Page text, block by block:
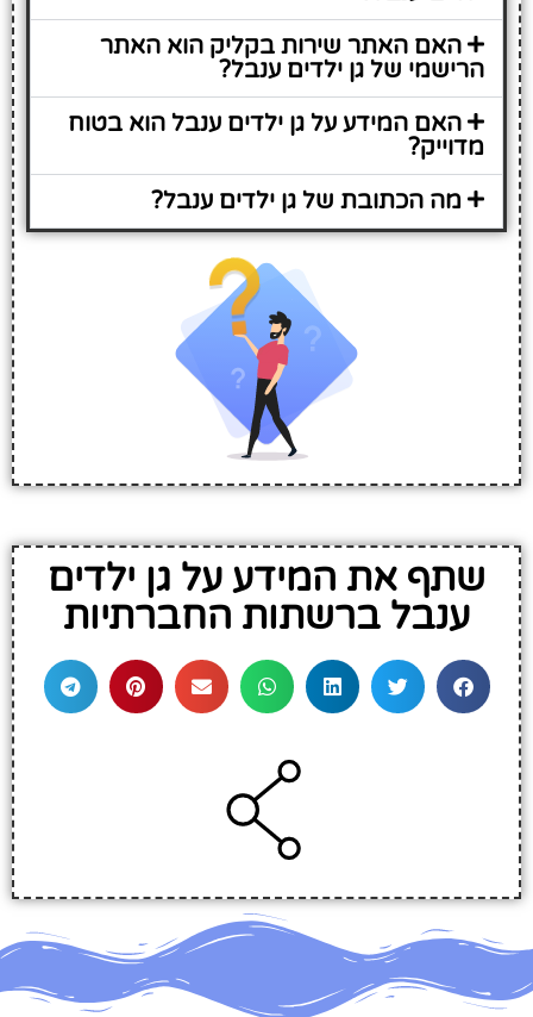
האם האתר שירות בקליק הוא האתר
הרישמי של גן ילדים ענבל?
האם המידע על גן ילדים ענבל הוא בטוח
מדוייק?
מה הכתובת של גן ילדים ענבל?
שתף את המידע על גן ילדים
ענבל ברשתות החברתיות